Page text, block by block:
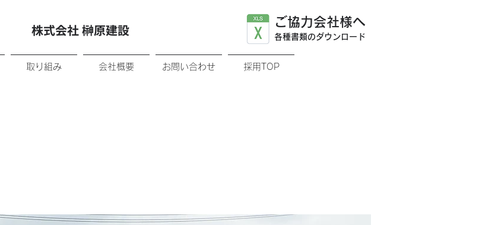
株式会社 榊原建設 ご協力会社様へ
​各種書類のダウンロード
取り組み 会社概要 お問い合わせ 採用TOP